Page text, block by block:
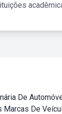
De
Marcas De